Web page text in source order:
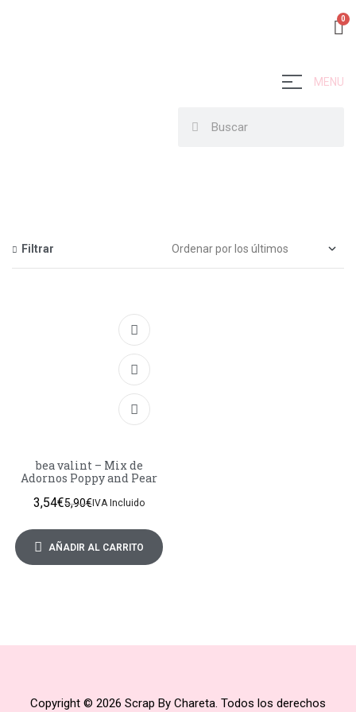
MENU
Filtrar
bea valint – Mix de
Adornos Poppy and Pear
5,90€
3,54€ IVA Incluido
AÑADIR AL CARRITO
Copyright © 2026 Scrap By Chareta. Todos los derechos